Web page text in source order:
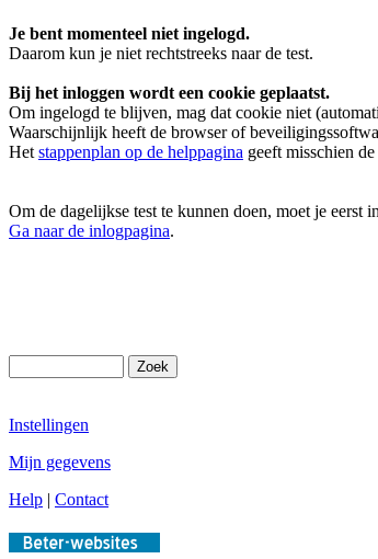
Je bent momenteel niet ingelogd.
Daarom kun je niet rechtstreeks naar de test.
Bij het inloggen wordt een cookie geplaatst.
Om ingelogd te blijven, mag dat cookie niet
Waarschijnlijk heeft de browser of
Het stappenplan op de helppagina geeft misschien
Om de dagelijkse test te kunnen doen, moet je eerst
Ga naar de inlogpagina.
Instellingen
Mijn gegevens
Help | Contact